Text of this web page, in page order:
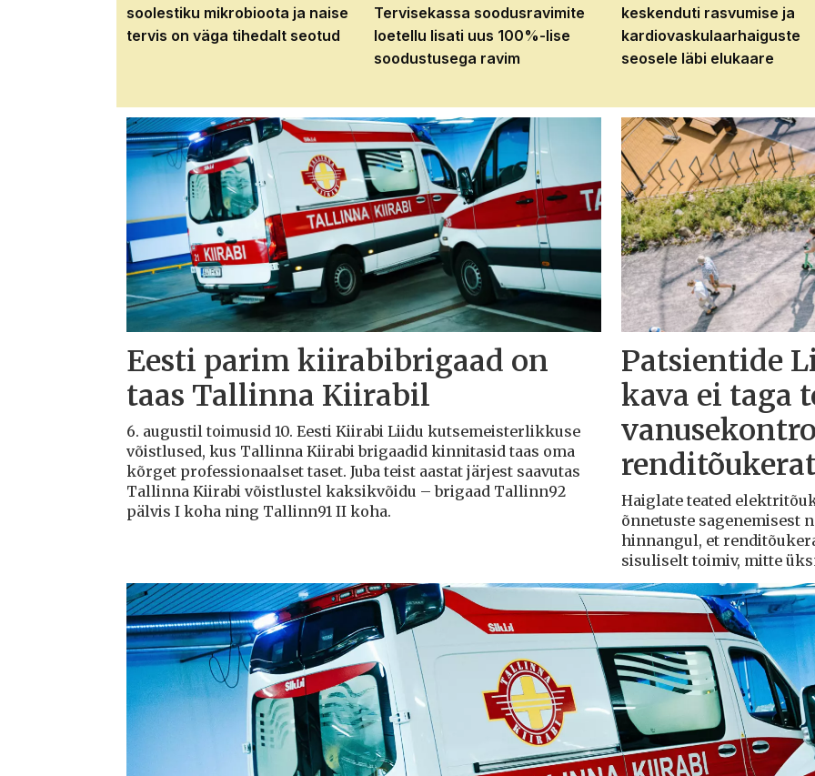
soolestiku mikrobioota ja naise
tervis on väga tihedalt seotud
Tervisekassa soodusravimite
loetellu lisati uus 100%-lise
soodustusega ravim
keskenduti rasvumise ja
kardiovaskulaarhaiguste
seosele läbi elukaare
Eesti parim kiirabibrigaad on
taas Tallinna Kiirabil
6. augustil toimusid 10. Eesti Kiirabi Liidu kutsemeisterlikkuse
võistlused, kus Tallinna Kiirabi brigaadid kinnitasid taas oma
kõrget professionaalset taset. Juba teist aastat järjest saavutas
Tallinna Kiirabi võistlustel kaksikvõidu – brigaad Tallinn92
pälvis I koha ning Tallinn91 II koha.
Patsientide
kava ei taga
Haiglate teated
õnnetuste sagenemisest
hinnangul, et
sisuliselt toimiv, mitte